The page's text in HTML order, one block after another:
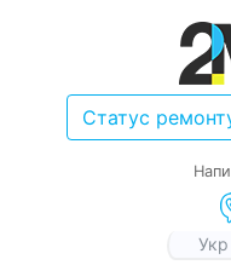
Статус
Укр